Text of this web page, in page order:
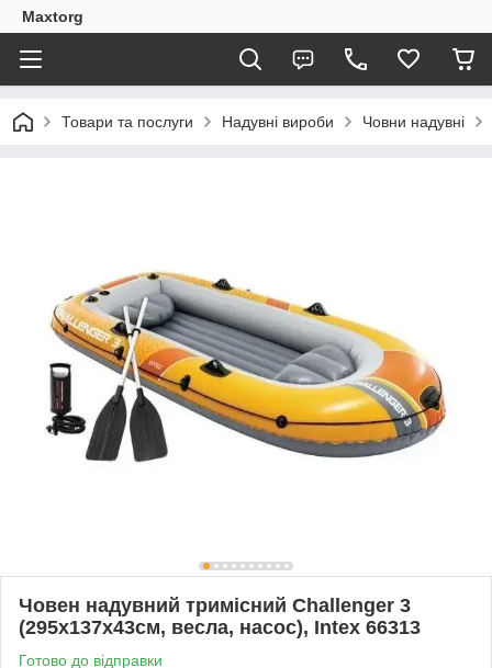
Maxtorg
Товари та послуги Надувні вироби Човни надувні
Човен надувний тримісний Challenger 3
(295х137х43см, весла, насос), Intex 66313
Готово до відправки